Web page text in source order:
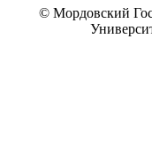
© Мордовский